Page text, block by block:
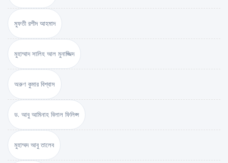
মুফতী রশীদ আহমাদ
মুহাম্মাদ সালিহ আল মুনাজ্জিদ
অরুণ কুমার বিশ্বাস
ড. আবু আমিনাহ বিলাল ফিলিপ্স
মুহাম্মদ আবু তালেব